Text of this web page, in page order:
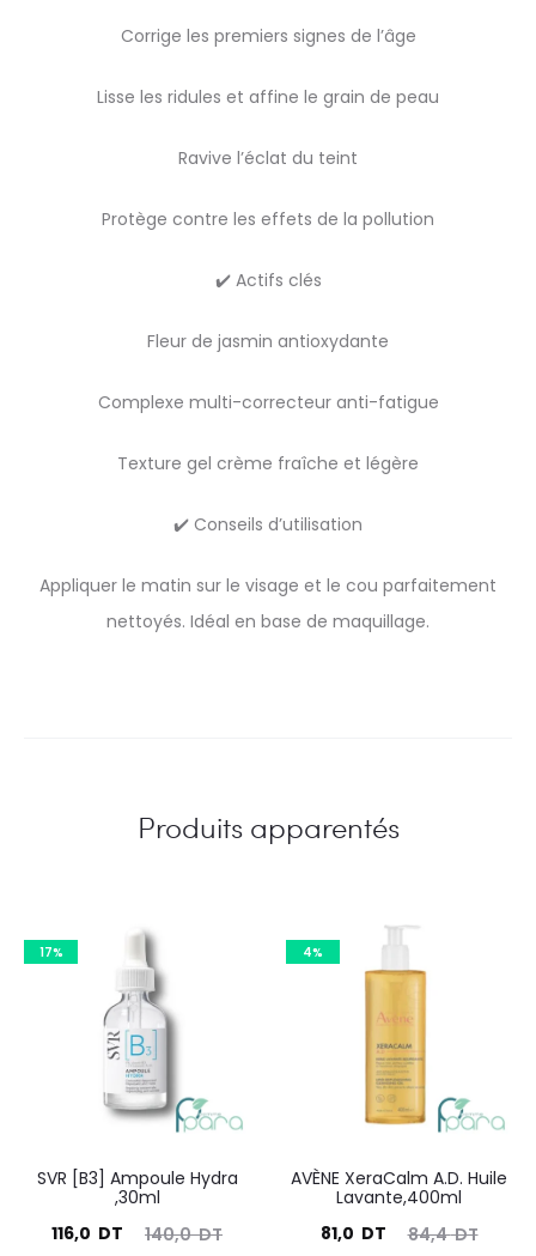
Corrige les premiers signes de l’âge
Lisse les ridules et affine le grain de peau
Ravive l’éclat du teint
Protège contre les effets de la pollution
✔️ Actifs clés
Fleur de jasmin antioxydante
Complexe multi-correcteur anti-fatigue
Texture gel crème fraîche et légère
✔️ Conseils d’utilisation
Appliquer le matin sur le visage et le cou parfaitement
nettoyés. Idéal en base de maquillage.
Produits apparentés
17%
SVR [B3] Ampoule Hydra
,30ml
140,0DT
Le
116,0 DT
Le
4%
AVÈNE XeraCalm A.D. Huile
Lavante,400ml
84,4DT
Le
81,0 DT